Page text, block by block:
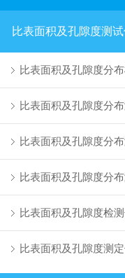
比表面积及孔隙度测
比表面积及孔隙度分
比表面积及孔隙度分
比表面积及孔隙度分
比表面积及孔隙度分
比表面积及孔隙度检
比表面积及孔隙度测